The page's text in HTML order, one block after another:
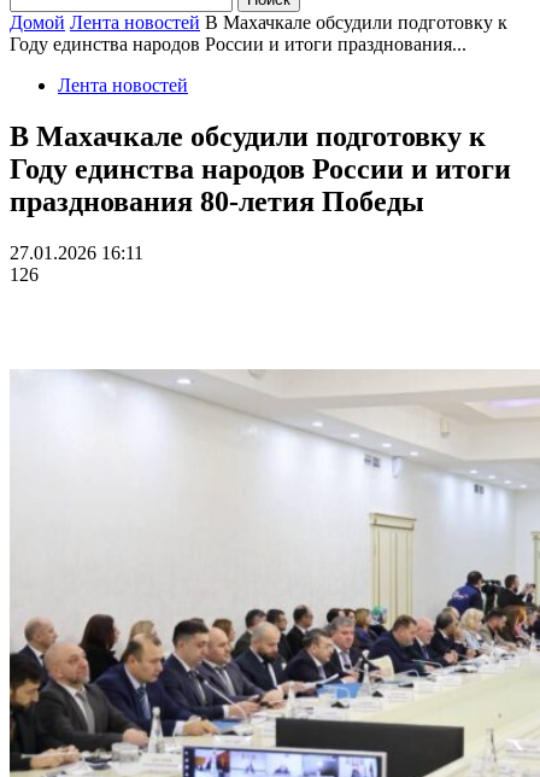
Домой Лента новостей В Махачкале обсудили подготовку к
Году единства народов России и итоги празднования...
Лента новостей
В Махачкале обсудили подготовку к
Году единства народов России и итоги
празднования 80-летия Победы
27.01.2026 16:11
126